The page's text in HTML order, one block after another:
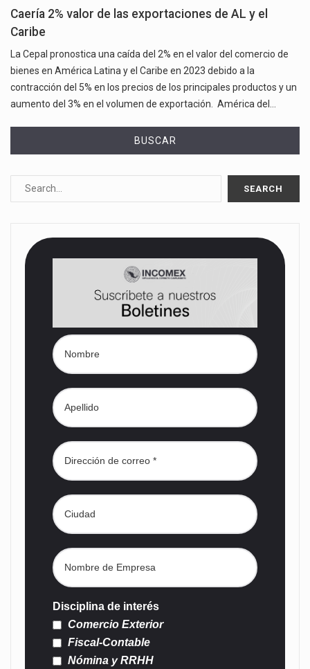
Caería 2% valor de las exportaciones de AL y el
Caribe
La Cepal pronostica una caída del 2% en el valor del comercio de
bienes en América Latina y el Caribe en 2023 debido a la
contracción del 5% en los precios de los principales productos y un
aumento del 3% en el volumen de exportación. América del…
BUSCAR
Disciplina de interés
Comercio Exterior
Fiscal-Contable
Nómina y RRHH